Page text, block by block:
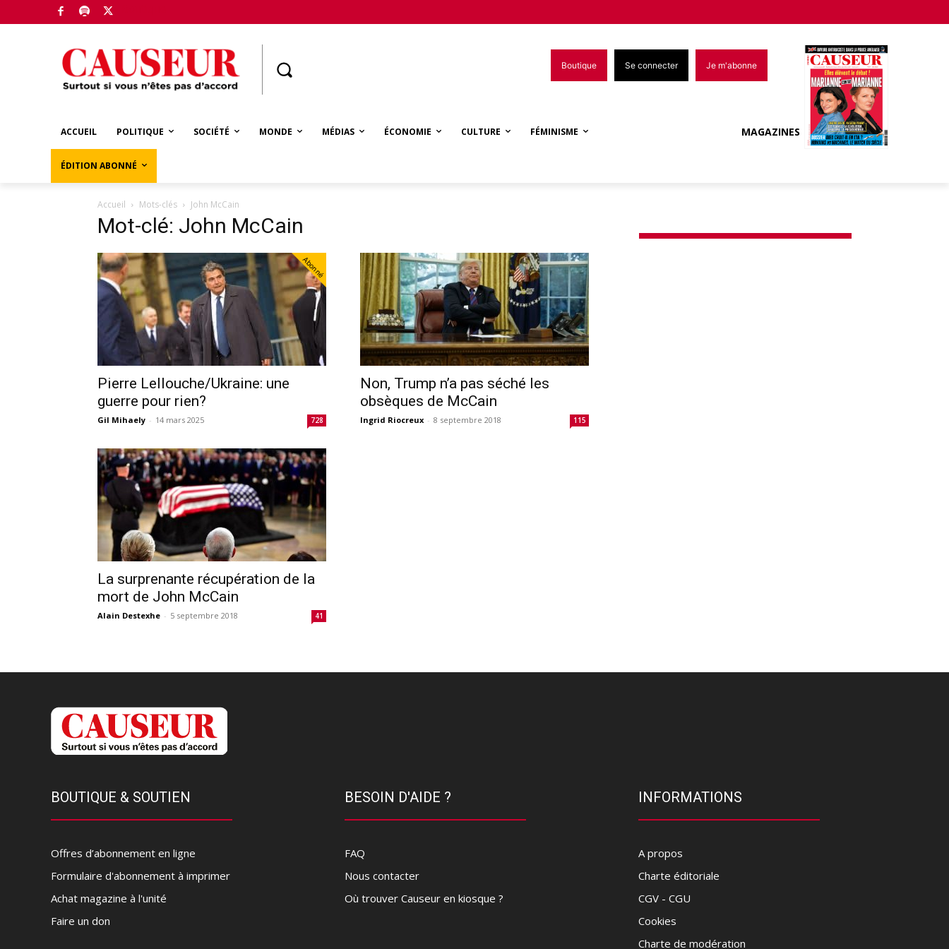
Boutique Se connecter Je m'abonne
ACCUEIL POLITIQUE SOCIÉTÉ MONDE MÉDIAS ÉCONOMIE CULTURE FÉMINISME
ÉDITION ABONNÉ
MAGAZINES
Accueil Mots-clés John McCain
Mot-clé: John McCain
Abonné
Pierre Lellouche/Ukraine: une
guerre pour rien?
Gil Mihaely - 14 mars 2025 728
Non, Trump n’a pas séché les
obsèques de McCain
Ingrid Riocreux - 8 septembre 2018 115
La surprenante récupération de la
mort de John McCain
Alain Destexhe - 5 septembre 2018 41
BOUTIQUE & SOUTIEN
Offres d’abonnement en ligne
Formulaire d'abonnement à imprimer
Achat magazine à l'unité
Faire un don
BESOIN D'AIDE ?
FAQ
Nous contacter
Où trouver Causeur en kiosque ?
INFORMATIONS
A propos
Charte éditoriale
CGV - CGU
Cookies
Charte de modération